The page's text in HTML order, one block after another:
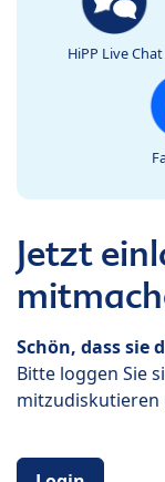
HiPP Live Chat
Jetzt
Schön, dass sie
Bitte loggen Sie
mitzudiskutieren